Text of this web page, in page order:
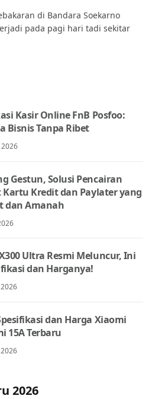
di Bandara Soekarno
pada pagi hari tadi sekitar
Kasir Online FnB Posfoo:
Bisnis Tanpa Ribet
2026
Gestun, Solusi Pencairan
Kredit dan Paylater yang
dan Amanah
Ultra Resmi Meluncur, Ini
dan Harganya!
dan Harga Xiaomi
15A Terbaru
2026